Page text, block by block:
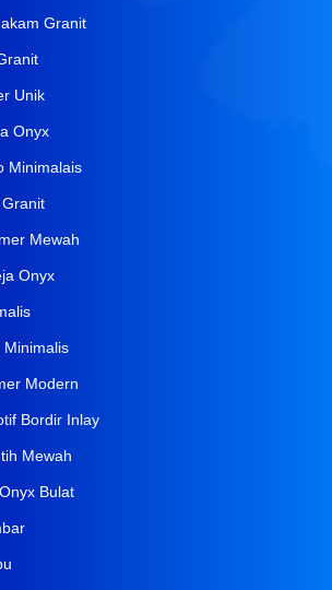
Granit
Unik
Onyx
Minimalais
Mewah
Onyx
Minimalis
Modern
Bordir Inlay
Mewah
Bulat